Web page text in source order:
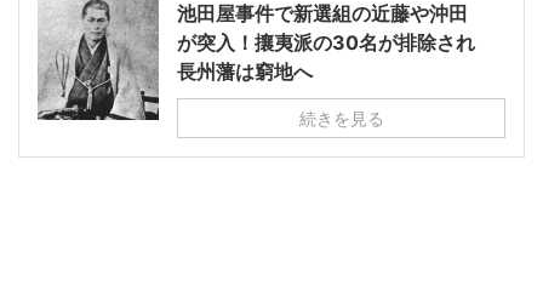
池田屋事件で新選組の近藤や沖田
が突入！攘夷派の30名が排除され
長州藩は窮地へ
続きを見る